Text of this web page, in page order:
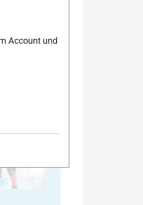
Account und